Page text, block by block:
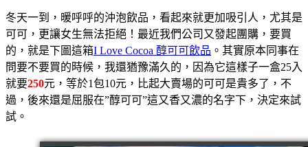
冬天一到，暖呼呼的沖泡飲品，看起來就更加吸引人，尤其是
可可，更讓女生無法拒絕！最近我們公司又發起團購，要買
的，就是下圖這箱I Love Cocoa 醇可可飲品 。其實原本同事在
問要不要買的時候，我還猶豫滿久的，因為它這樣子一盒25入
就要250元，等於1包10元，比起大賣場的可可是貴多了，不
過，後來還是屈服在”醇可可”這又香又濃的名字下，決定來試
試。